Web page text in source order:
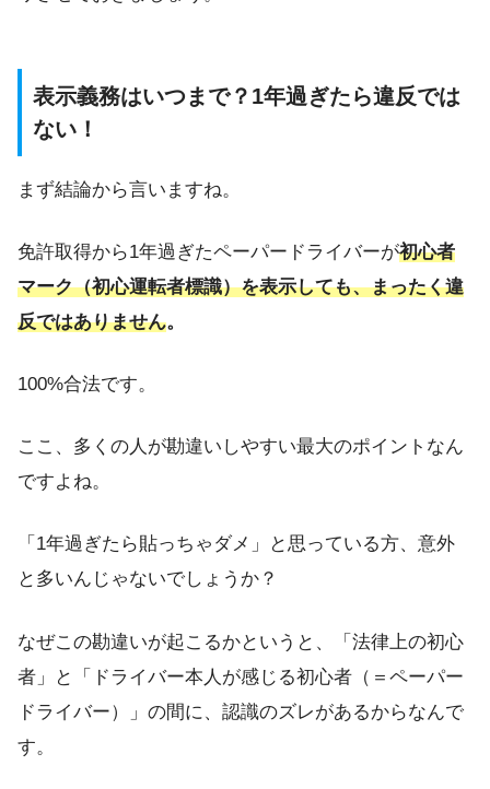
表示義務はいつまで？1年過ぎたら違反では
ない！
まず結論から言いますね。
免許取得から1年過ぎたペーパードライバーが初心者
マーク（初心運転者標識）を表示しても、まったく違
反ではありません。
100%合法です。
ここ、多くの人が勘違いしやすい最大のポイントなん
ですよね。
「1年過ぎたら貼っちゃダメ」と思っている方、意外
と多いんじゃないでしょうか？
なぜこの勘違いが起こるかというと、「法律上の初心
者」と「ドライバー本人が感じる初心者（＝ペーパー
ドライバー）」の間に、認識のズレがあるからなんで
す。